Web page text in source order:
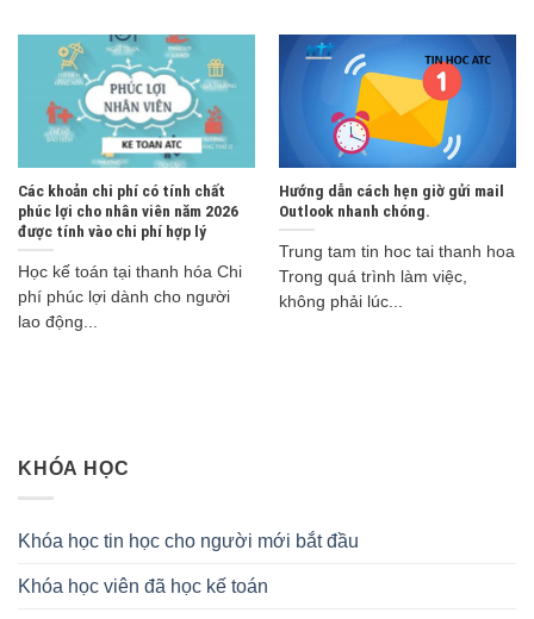
Các khoản chi phí có tính chất
phúc lợi cho nhân viên năm 2026
được tính vào chi phí hợp lý
Học kế toán tại thanh hóa Chi
phí phúc lợi dành cho người
lao động...
Hướng dẫn cách hẹn giờ gửi mail
Outlook nhanh chóng.
Trung tam tin hoc tai thanh hoa
Trong quá trình làm việc,
không phải lúc...
KHÓA HỌC
Khóa học tin học cho người mới bắt đầu
Khóa học viên đã học kế toán